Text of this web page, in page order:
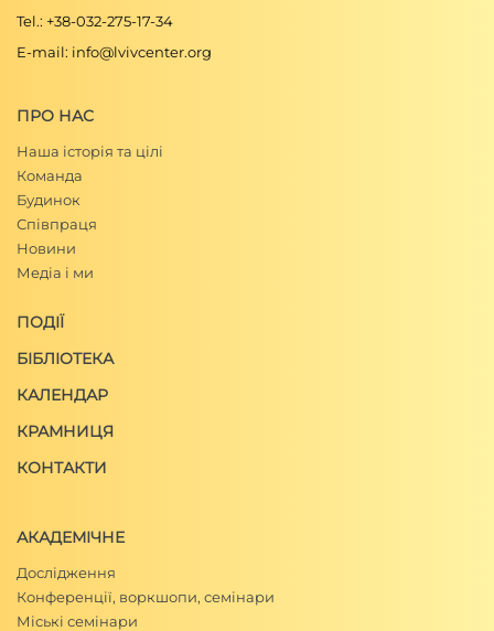
Tel.: +38-032-275-17-34
E-mail: info@lvivcenter.org
ПРО НАС
Наша історія та цілі
Команда
Будинок
Співпраця
Новини
Медіа і ми
ПОДІЇ
БІБЛІОТЕКА
КАЛЕНДАР
КРАМНИЦЯ
КОНТАКТИ
АКАДЕМІЧНЕ
Дослідження
Конференції, воркшопи, семінари
Міські семінари